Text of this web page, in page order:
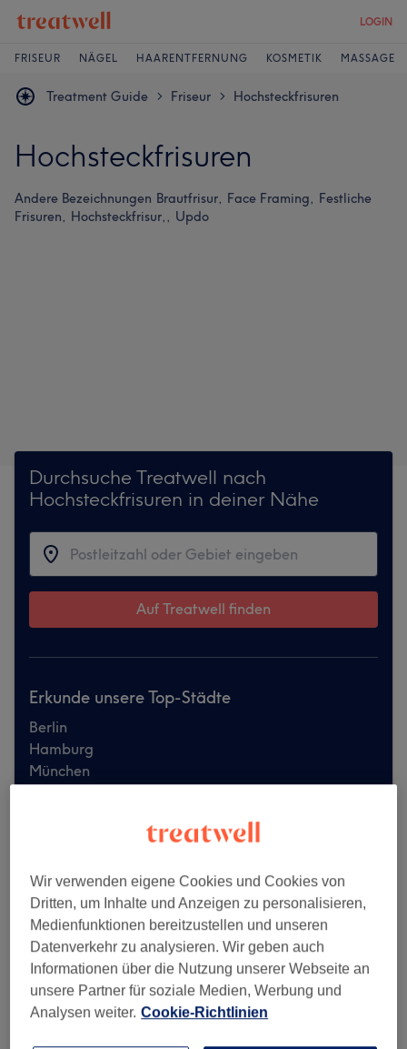
LOGIN
FRISEUR NÄGEL HAARENTFERNUNG KOSMETIK MASSAGE
Treatment Guide > Friseur > Hochsteckfrisuren
Hochsteckfrisuren
Andere Bezeichnungen Brautfrisur, Face Framing, Festliche
Frisuren, Hochsteckfrisur,, Updo
Durchsuche Treatwell nach
Hochsteckfrisuren in deiner Nähe
Auf Treatwell finden
Erkunde unsere Top-Städte
Berlin
Hamburg
München
Schnecken, Tollen, Flechtzöpfe, Strähnen:
Nahezu jedes Styling-Extra lässt sich in
eine moderne und coole Hochsteckfrisur
einbinden. Und sogar Mädchen und
Frauen mit Bob, Pixie oder anderen relativ
kurzen Schnitten bekommen von Treatwell-
Profis für Hochsteckfrisuren ein wahres
Wir verwenden eigene Cookies und Cookies von
Dritten, um Inhalte und Anzeigen zu personalisieren,
Medienfunktionen bereitzustellen und unseren
Datenverkehr zu analysieren. Wir geben auch
Informationen über die Nutzung unserer Webseite an
unsere Partner für soziale Medien, Werbung und
Analysen weiter. Cookie-Richtlinien